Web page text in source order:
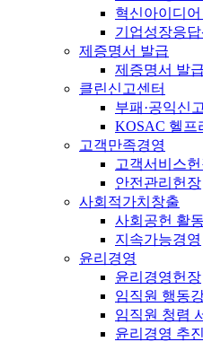
혁신아이디
기업성장응답
제증명서 발급
제증명서 발급
클린신고센터
부패·공익신고
KOSAC 헬프
고객만족경영
고객서비스
안전관리헌장
사회적가치창출
사회공헌 활동
지속가능경영
윤리경영
윤리경영헌장
임직원 행동
임직원 청렴
윤리경영 추